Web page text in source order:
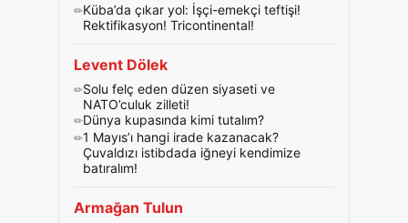
Küba’da çıkar yol: İşçi-emekçi teftişi!
Rektifikasyon! Tricontinental!
Levent Dölek
Solu felç eden düzen siyaseti ve
NATO’culuk zilleti!
Dünya kupasında kimi tutalım?
1 Mayıs’ı hangi irade kazanacak?
Çuvaldızı istibdada iğneyi kendimize
batıralım!
Armağan Tulun